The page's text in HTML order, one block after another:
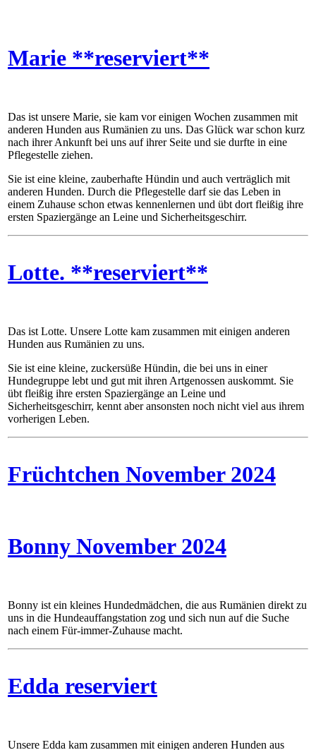
Marie **reserviert**
Das ist unsere Marie, sie kam vor einigen Wochen zusammen mit
anderen Hunden aus Rumänien zu uns. Das Glück war schon kurz
nach ihrer Ankunft bei uns auf ihrer Seite und sie durfte in eine
Pflegestelle ziehen.
Sie ist eine kleine, zauberhafte Hündin und auch verträglich mit
anderen Hunden. Durch die Pflegestelle darf sie das Leben in
einem Zuhause schon etwas kennenlernen und übt dort fleißig ihre
ersten Spaziergänge an Leine und Sicherheitsgeschirr.
Lotte. **reserviert**
Das ist Lotte. Unsere Lotte kam zusammen mit einigen anderen
Hunden aus Rumänien zu uns.
Sie ist eine kleine, zuckersüße Hündin, die bei uns in einer
Hundegruppe lebt und gut mit ihren Artgenossen auskommt. Sie
übt fleißig ihre ersten Spaziergänge an Leine und
Sicherheitsgeschirr, kennt aber ansonsten noch nicht viel aus ihrem
vorherigen Leben.
Früchtchen November 2024
Bonny November 2024
Bonny ist ein kleines Hundedmädchen, die aus Rumänien direkt zu
uns in die Hundeauffangstation zog und sich nun auf die Suche
nach einem Für-immer-Zuhause macht.
Edda reserviert
Unsere Edda kam zusammen mit einigen anderen Hunden aus